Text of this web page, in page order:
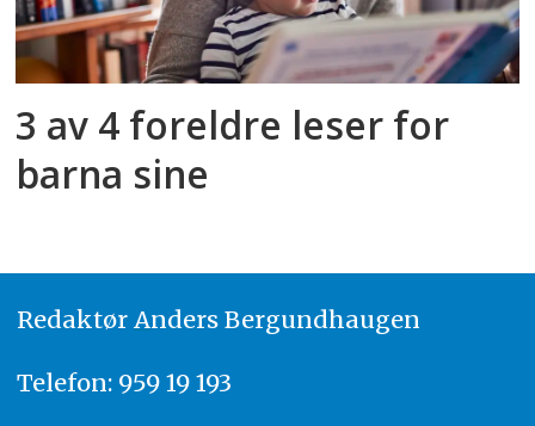
3 av 4 foreldre leser for
barna sine
Redaktør Anders Bergundhaugen
Telefon: 959 19 193